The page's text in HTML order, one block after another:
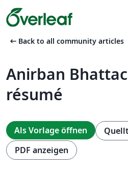
arrow_left_alt Back to all community articles
Anirban
résumé
Als Vorlage öffnen
PDF anzeigen